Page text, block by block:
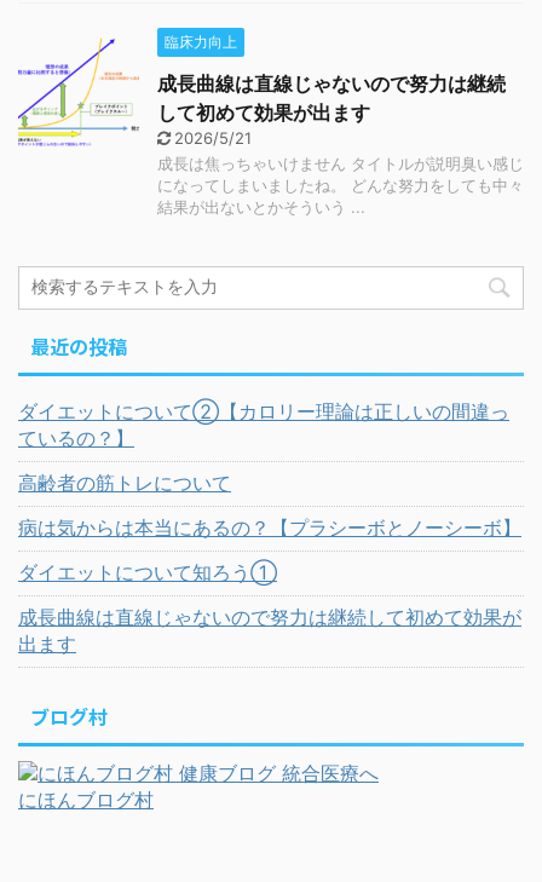
臨床力向上
成長曲線は直線じゃないので努力は継続
して初めて効果が出ます
2026/5/21
成長は焦っちゃいけません タイトルが説明臭い感じ
になってしまいましたね。 どんな努力をしても中々
結果が出ないとかそういう ...
最近の投稿
ダイエットについて②【カロリー理論は正しいの間違っ
ているの？】
高齢者の筋トレについて
病は気からは本当にあるの？【プラシーボとノーシーボ】
ダイエットについて知ろう①
成長曲線は直線じゃないので努力は継続して初めて効果が
出ます
ブログ村
にほんブログ村